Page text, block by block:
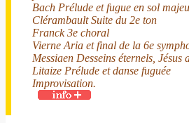
Bach Prélude et fugue en sol
Clérambault Suite du 2e ton
Franck 3e choral
Vierne Aria et final de la 6e
Messiaen Desseins éternels, Jésus
Litaize Prélude et danse fuguée
Improvisation.